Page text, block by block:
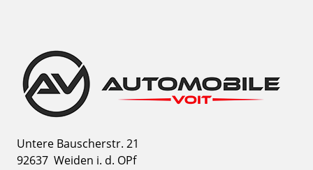
Untere Bauscherstr. 21
92637 Weiden i. d. OPf